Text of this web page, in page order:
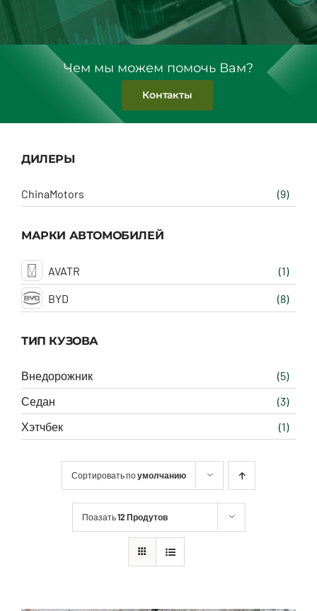
Чем мы можем помочь Вам?
Контакты
ДИЛЕРЫ
ChinaMotors (9)
МАРКИ АВТОМОБИЛЕЙ
AVATR (1)
BYD (8)
ТИП КУЗОВА
Внедорожник
(5)
Седан
(3)
Хэтчбек
(1)
Сортировать поумолчанию
Поазать12 Продутов